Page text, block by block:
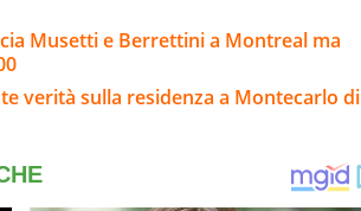
Musetti e Berrettini a Montreal ma
verità sulla residenza a Montecarlo di